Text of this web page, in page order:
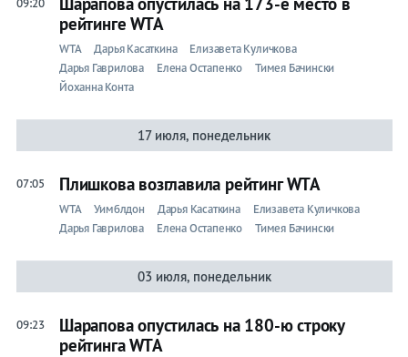
09:20
рейтинге WTA
WTA Дарья Касаткина
Елизавета Куличкова
Дарья Гаврилова
Елена Остапенко
Тимея Бачински
Йоханна Конта
17 июля, понедельник
07:05 Плишкова возглавила рейтинг WTA
WTA Уимблдон Дарья Касаткина
Елизавета Куличкова
Дарья Гаврилова
Елена Остапенко Тимея Бачински
03 июля, понедельник
09:23
Шарапова опустилась на 180-ю строку
рейтинга WTA